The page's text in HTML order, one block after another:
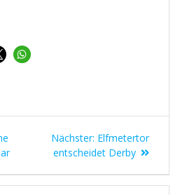
Nächster: Elfmetertor
entscheidet Derby